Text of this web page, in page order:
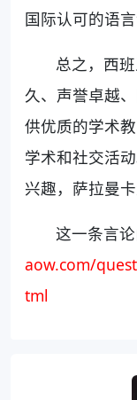
国际认可的语言
总之，西
久、声誉卓越
供优质的学术
学术和社交活
兴趣，萨拉曼
这一条言
aow.com/
tml